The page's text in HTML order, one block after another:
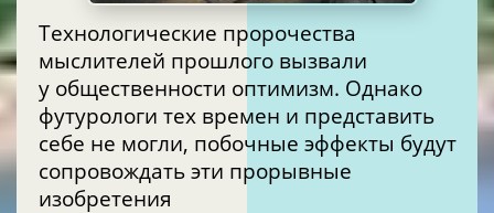
Технологические пророчества
мыслителей прошлого вызвали
у общественности оптимизм. Однако
футурологи тех времен и представить
себе не могли, побочные эффекты будут
сопровождать эти прорывные
изобретения